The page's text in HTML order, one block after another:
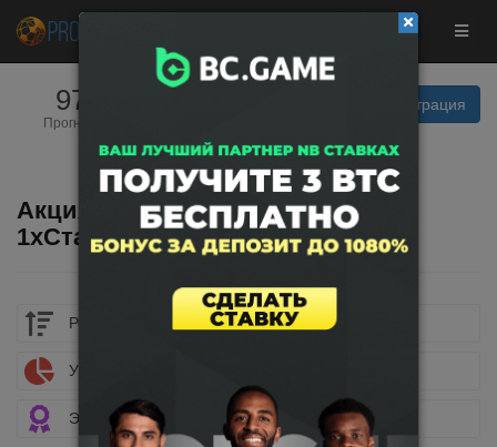
9746
Прогнозистов
Вход | Регистрация
Акция «Зимняя эстафета» от
1хСтавки
Рейтинг букмекеров
Учет ставок
Эксклюзивные бонусы